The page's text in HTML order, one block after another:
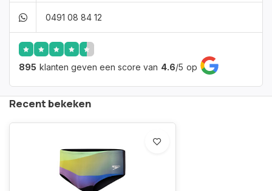
0491 08 84 12
895 klanten geven een score van 4.6/5 op
Recent bekeken